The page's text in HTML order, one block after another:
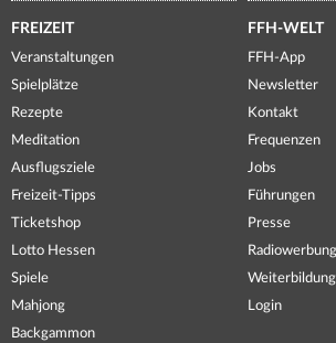
FREIZEIT
Veranstaltungen
Spielplätze
Rezepte
Meditation
Ausflugsziele
Freizeit-Tipps
Ticketshop
Lotto Hessen
Spiele
Mahjong
Backgammon
FFH-WELT
FFH-App
Newsletter
Kontakt
Frequenzen
Jobs
Führungen
Presse
Radiowerbung
Weiterbildung
Login